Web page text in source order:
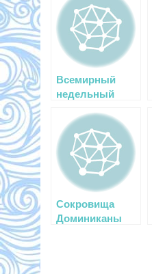
Всемирный
недельный
Epson Red Sea
Сокровища
Доминиканы